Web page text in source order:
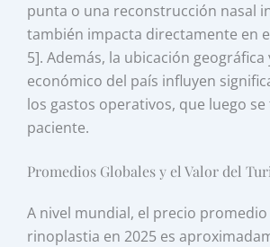
punta o una reconstrucción nasal
también impacta directamente en
5]. Además, la ubicación
económico del país influyen
los gastos operativos, que luego
paciente.
Promedios Globales y el Valor del
A nivel mundial, el precio
rinoplastia en 2025 es